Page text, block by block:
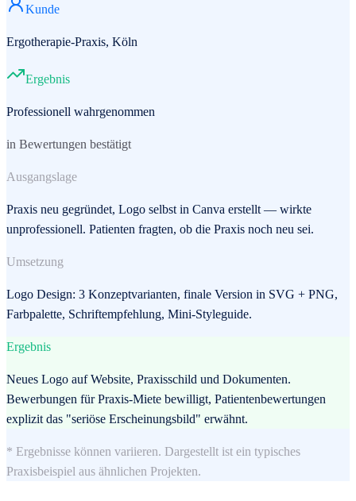
Kunde
Ergotherapie-Praxis, Köln
Ergebnis
Professionell wahrgenommen
in Bewertungen bestätigt
Ausgangslage
Praxis neu gegründet, Logo selbst in Canva erstellt — wirkte
unprofessionell. Patienten fragten, ob die Praxis noch neu sei.
Umsetzung
Logo Design: 3 Konzeptvarianten, finale Version in SVG + PNG,
Farbpalette, Schriftempfehlung, Mini-Styleguide.
Ergebnis
Neues Logo auf Website, Praxisschild und Dokumenten.
Bewerbungen für Praxis-Miete bewilligt, Patientenbewertungen
explizit das "seriöse Erscheinungsbild" erwähnt.
* Ergebnisse können variieren. Dargestellt ist ein typisches
Praxisbeispiel aus ähnlichen Projekten.